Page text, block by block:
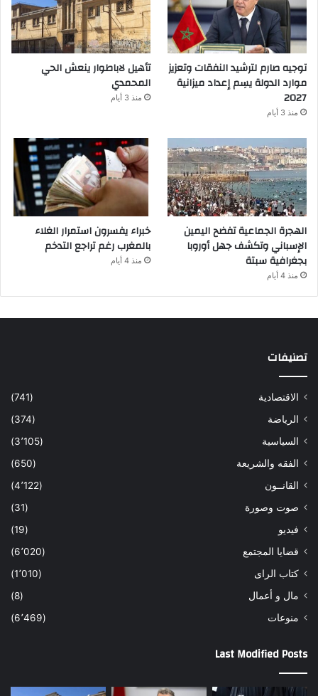
توجيه صارم لترشيد النفقات وتعزيز
موارد الدولة يسِم إعداد ميزانية
2027
منذ 3 أيام
تأهيل لاباطوار ينعش الحي
المحمدي
منذ 3 أيام
الهجرة الجماعية تفضح اليمين
الإسباني وتكشف جهل أوروبا
بجغرافية سبتة
منذ 4 أيام
خبراء يفسرون استمرار الغلاء
بالمغرب رغم تراجع التدخم
منذ 4 أيام
تصنيفات
الاقتصادية
(741)
الرياضة
(374)
السياسية
(3٬105)
الفقه والشريعة
(650)
القانــون
(4٬122)
صوت وصورة
(31)
فيديو
(19)
قضايا المجتمع
(6٬020)
كتاب الراى
(1٬010)
مال و أعمال
(8)
منوعات
(6٬469)
Last Modified Posts